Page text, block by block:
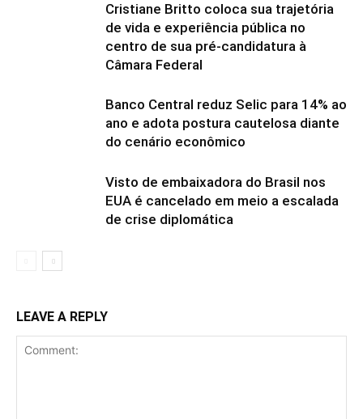
Cristiane Britto coloca sua trajetória
de vida e experiência pública no
centro de sua pré-candidatura à
Câmara Federal
Banco Central reduz Selic para 14% ao
ano e adota postura cautelosa diante
do cenário econômico
Visto de embaixadora do Brasil nos
EUA é cancelado em meio a escalada
de crise diplomática
LEAVE A REPLY